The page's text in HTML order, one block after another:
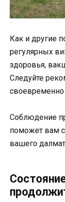
Как и другие
регулярных
здоровья,
Следуйте
Соблюдение
поможет вам
вашего